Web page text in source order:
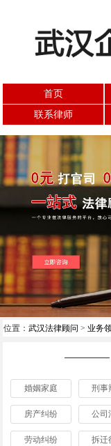
首页
联系律师
位置： 武汉法律顾问 > 业务
婚姻家庭 刑事
房产纠纷 公司
劳动纠纷 拆迁